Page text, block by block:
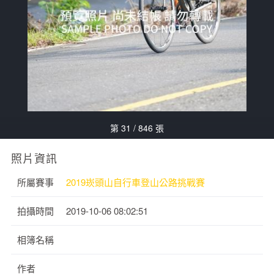
第 31 / 846 張
照片資訊
所屬賽事 2019崁頭山自行車登山公路挑戰賽
拍攝時間 2019-10-06 08:02:51
相簿名稱
作者